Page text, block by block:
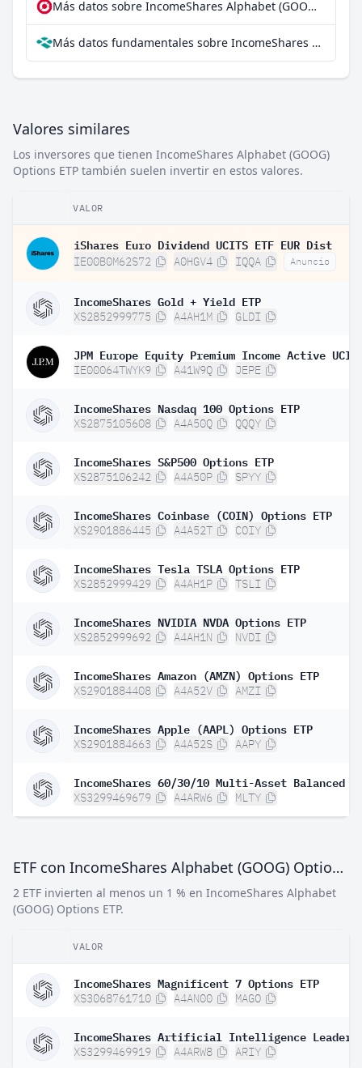
Más datos sobre IncomeShares Alphabet (GOOG) Options ETP en extraETF
Más datos fundamentales sobre IncomeShares Alphabet (GOOG) Options ETP en Parqet
Valores similares
Los inversores que tienen IncomeShares Alphabet (GOOG)
Options ETP también suelen invertir en estos valores.
VALOR
iShares Euro Dividend UCITS ETF EUR Dist
IE00B0M62S72 A0HGV4 IQQA Anuncio
IncomeShares Gold + Yield ETP
XS2852999775 A4AH1M GLDI
IE00064TWYK9 A41W9Q JEPE
IncomeShares Nasdaq 100 Options ETP
XS2875105608 A4A50Q QQQY
IncomeShares S&P500 Options ETP
XS2875106242 A4A50P SPYY
IncomeShares Coinbase (COIN) Options ETP
XS2901886445 A4A52T COIY
IncomeShares Tesla TSLA Options ETP
XS2852999429 A4AH1P TSLI
IncomeShares NVIDIA NVDA Options ETP
XS2852999692 A4AH1N NVDI
IncomeShares Amazon (AMZN) Options ETP
XS2901884408 A4A52V AMZI
IncomeShares Apple (AAPL) Options ETP
XS2901884663 A4A52S AAPY
IncomeShares 60/30/10 Multi-Asset Balanced
XS3299469679 A4ARW6 MLTY
ETF con IncomeShares Alphabet (GOOG) Options ETP
2 ETF invierten al menos un 1 % en IncomeShares Alphabet
(GOOG) Options ETP.
VALOR
IncomeShares Magnificent 7 Options ETP
XS3068761710 A4AN00 MAGO
IncomeShares Artificial Intelligence Leaders
XS3299469919 A4ARW8 ARIY